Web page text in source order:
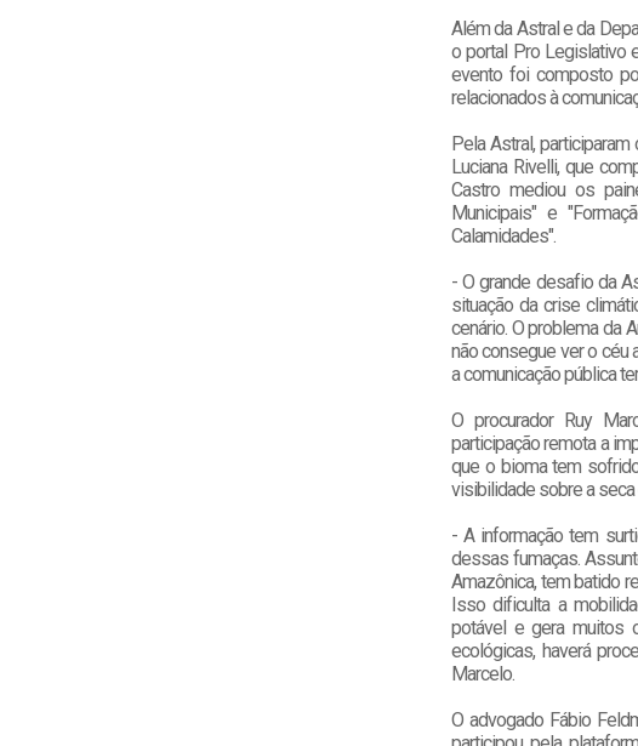
Além da Astral e da
o portal Pro Legislativo
evento foi composto
relacionados à
Pela Astral,
Luciana Rivelli, que
Castro mediou os
Municipais" e
Calamidades".
- O grande desafio da
situação da crise
cenário. O problema da
não consegue ver o céu
a comunicação pública
O procurador Ruy
participação remota a
que o bioma tem
visibilidade sobre a seca
- A informação tem
dessas fumaças.
Amazônica, tem batido
Isso dificulta a
potável e gera muitos
ecológicas, haverá
Marcelo.
O advogado Fábio